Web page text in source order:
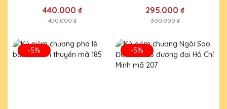
440.000 ₫
450.000 ₫
295.000 ₫
300.000 ₫
-5% -5%